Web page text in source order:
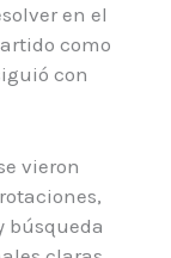
en el
como
con
vieron
búsqueda